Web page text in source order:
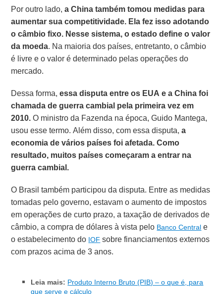
Por outro lado, a China também tomou medidas para
aumentar sua competitividade. Ela fez isso adotando
o câmbio fixo. Nesse sistema, o estado define o valor
da moeda. Na maioria dos países, entretanto, o câmbio
é livre e o valor é determinado pelas operações do
mercado.
Dessa forma,essa disputa entre os EUA e a China foi
chamada de guerra cambial pela primeira vez em
2010.O ministro da Fazenda na época, Guido Mantega,
usou esse termo. Além disso, com essa disputa,a
economia de vários países foi afetada. Como
resultado, muitos países começaram a entrar na
guerra cambial.
O Brasil também participou da disputa. Entre as medidas
tomadas pelo governo, estavam o aumento de impostos
em operações de curto prazo, a taxação de derivados de
câmbio, a compra de dólares à vista pelo Banco Central e
o estabelecimento do IOF sobre financiamentos externos
com prazos acima de 3 anos.
Leia mais: Produto Interno Bruto (PIB) – o que é, para
que serve e cálculo